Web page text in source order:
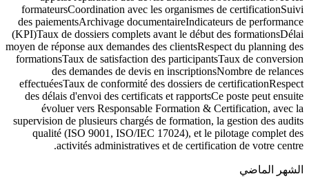
formateursCoordination avec les organismes de certificationSuivi
des paiementsArchivage documentaireIndicateurs de performance
(KPI)Taux de dossiers complets avant le début des formationsDélai
moyen de réponse aux demandes des clientsRespect du planning des
formationsTaux de satisfaction des participantsTaux de conversion
des demandes de devis en inscriptionsNombre de relances
effectuéesTaux de conformité des dossiers de certificationRespect
des délais d'envoi des certificats et rapportsCe poste peut ensuite
évoluer vers Responsable Formation & Certification, avec la
supervision de plusieurs chargés de formation, la gestion des audits
qualité (ISO 9001, ISO/IEC 17024), et le pilotage complet des
activités administratives et de certification de votre centre.
الشهر الماضي